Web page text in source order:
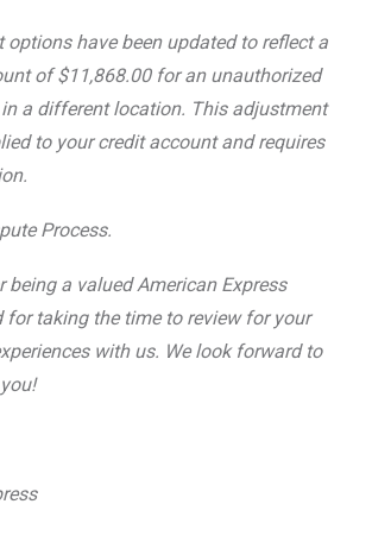
options have been updated to reflect a
of $11,868.00 for an unauthorized
a different location. This adjustment
to your credit account and requires
Process.
being a valued American Express
for taking the time to review for your
with us. We look forward to